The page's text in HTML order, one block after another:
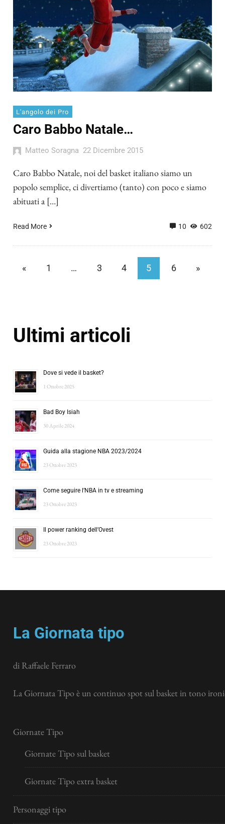
L'angolo dei Pro
Caro Babbo Natale…
Matteo Soragna 22 Dicembre 2015
Caro Babbo Natale, noi del basket italiano siamo un
popolo semplice, ci divertiamo (tanto) con poco e siamo
abituati a […]
Read More 10 602
« 1 … 3 4 5 6 »
Ultimi articoli
Dove si vede il basket?
1 Ottobre 2025
Bad Boy Isiah
30 Aprile 2024
Guida alla stagione NBA 2023/2024
23 Ottobre 2023
Come seguire l’NBA in tv e streaming
23 Ottobre 2023
Il power ranking dell’Ovest
23 Ottobre 2023
La Giornata tipo
di Raffaele Ferraro
La Giornata Tipo è un continuo spot sul basket in tono
Giornate Tipo
Giornate Tipo sul basket
Giornate Tipo extra basket
Personaggi tipo